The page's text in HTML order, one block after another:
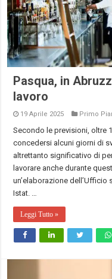
Pasqua, in
lavoro
19 Aprile 2025 Primo
Secondo le previsioni, oltre
concedersi alcuni giorni di
altrettanto significativo di
lavorare anche durante
un’elaborazione
Istat. …
Leggi Tutto »